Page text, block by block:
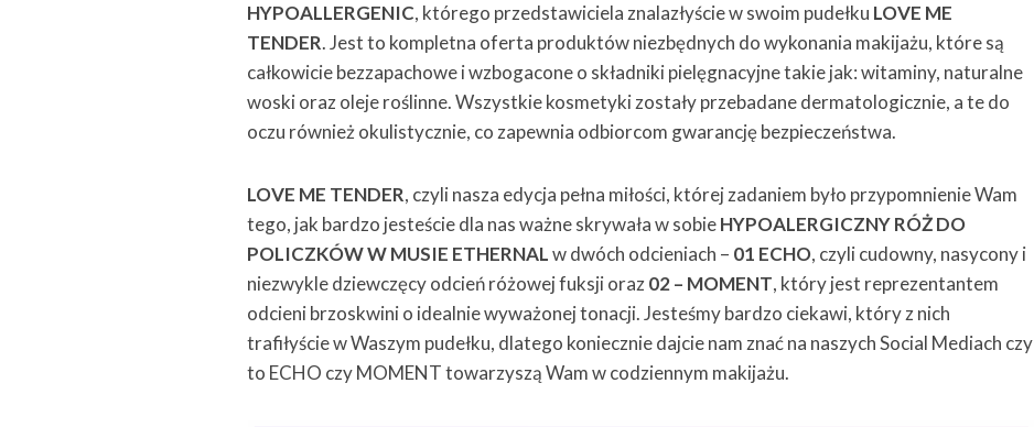
HYPOALLERGENIC, którego przedstawiciela znalazłyście w swoim pudełku LOVE ME
TENDER. Jest to kompletna oferta produktów niezbędnych do wykonania makijażu, które są
całkowicie bezzapachowe i wzbogacone o składniki pielęgnacyjne takie jak: witaminy, naturalne
woski oraz oleje roślinne. Wszystkie kosmetyki zostały przebadane dermatologicznie, a te do
oczu również okulistycznie, co zapewnia odbiorcom gwarancję bezpieczeństwa.
LOVE ME TENDER, czyli nasza edycja pełna miłości, której zadaniem było przypomnienie Wam
tego, jak bardzo jesteście dla nas ważne skrywała w sobieHYPOALERGICZNY RÓŻ DO
POLICZKÓW W MUSIE ETHERNALw dwóch odcieniach – 01 ECHO, czyli cudowny, nasycony i
niezwykle dziewczęcy odcień różowej fuksji oraz02 – MOMENT, który jest reprezentantem
odcieni brzoskwini o idealnie wyważonej tonacji. Jesteśmy bardzo ciekawi, który z nich
trafiłyście w Waszym pudełku, dlatego koniecznie dajcie nam znać na naszych Social Mediach czy
to ECHO czy MOMENT towarzyszą Wam w codziennym makijażu.